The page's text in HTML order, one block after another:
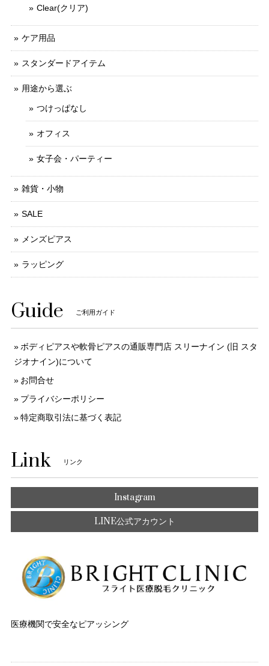
Clear(クリア)
ケア用品
スタンダードアイテム
用途から選ぶ
つけっぱなし
オフィス
女子会・パーティー
雑貨・小物
SALE
メンズピアス
ラッピング
Guide ご利用ガイド
ボディピアスや軟骨ピアスの通販専門店 スリーナイン (旧 スタ
ジオナイン)について
お問合せ
プライバシーポリシー
特定商取引法に基づく表記
Link リンク
Instagram
LINE公式アカウント
医療機関で安全なピアッシング